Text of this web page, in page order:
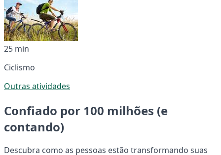
25 min
Ciclismo
Outras atividades
Confiado por 100 milhões (e
contando)
Descubra como as pessoas estão transformando suas